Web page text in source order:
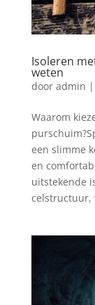
Isoleren
weten
door admin |
Waarom
een slimme
en
uitstekende
celstructuur,